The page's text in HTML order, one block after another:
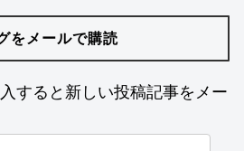
をメールで購読
すると新しい投稿記事をメー